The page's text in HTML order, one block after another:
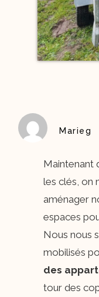
Marieg
Maintenant
les clés, on
aménager
espaces
Nous nous
mobilisés
des
tour des